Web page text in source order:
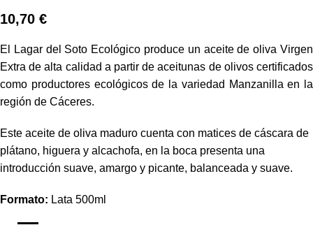
10,70 €
El Lagar del Soto Ecológico produce un aceite de oliva Virgen
Extra de alta calidad a partir de aceitunas de olivos certificados
como productores ecológicos de la variedad Manzanilla en la
región de Cáceres.
Este aceite de oliva maduro cuenta con matices de cáscara de
plátano, higuera y alcachofa, en la boca presenta una
introducción suave, amargo y picante, balanceada y suave.
Formato: Lata 500ml